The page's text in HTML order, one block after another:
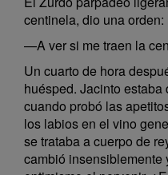
centinela, dio una orden:
—A ver si me traen la
Un cuarto de hora
huésped. Jacinto
cuando probó las
los labios en el vino
se trataba a cuerpo de
cambió insensiblemente